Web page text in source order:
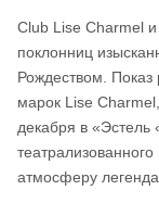
Club Lise Charmel
поклонниц
Рождеством. Показ
марок Lise
декабря в
атмосферу